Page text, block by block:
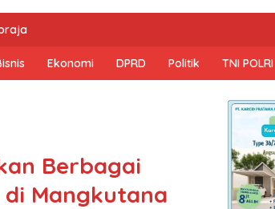
Ekonomi DPRD Politik TNI POLRI
Berbagai
Mangkutana